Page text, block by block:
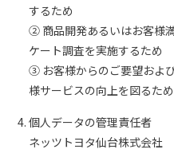
するため
② 商品開発あるいはお客様
ケート調査を実施するため
③ お客様からのご要望およ
様サービスの向上を図るため
個人データの管理責任者
ネッツトヨタ仙台株式会社